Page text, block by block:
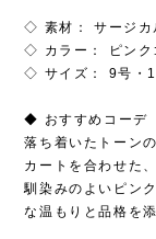
◇ 素材： サージカ
◇ カラー： ピンク
◇ サイズ： 9号・
◆ おすすめコーデ
落ち着いたトーン
カートを合わせた
馴染みのよいピン
な温もりと品格を